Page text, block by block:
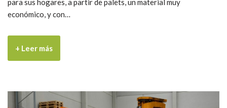
para sus hogares, a partir de palets, un material muy
económico, y con…
+ Leer más